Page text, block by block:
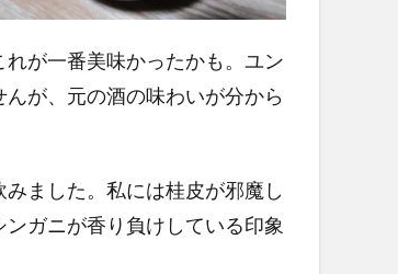
が一番美味かったかも。ユン
が、元の酒の味わいが分から
ました。私には桂皮が邪魔し
ガニが香り負けしている印象